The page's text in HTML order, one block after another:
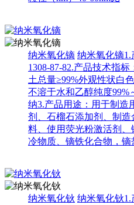
纳米氧化镝 纳米氧化镝1.
1308-87-82.产品技术指
土总量≥99%外观性状白
不溶于水和乙醇纯度99%
纳3.产品用途：用于制造
剂、石榴石添加剂、制
料、使用荧光粉激活剂
冷物质、镝铁化合物，镝
纳米氧化钬 纳米氧化钬1.